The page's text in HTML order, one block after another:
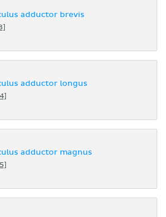
adductor brevis
adductor longus
adductor magnus